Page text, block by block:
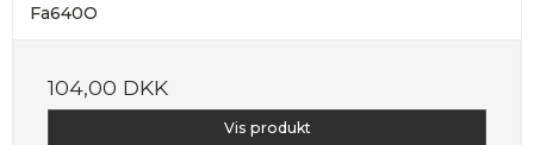
Fa640O
104,00 DKK
Vis produkt